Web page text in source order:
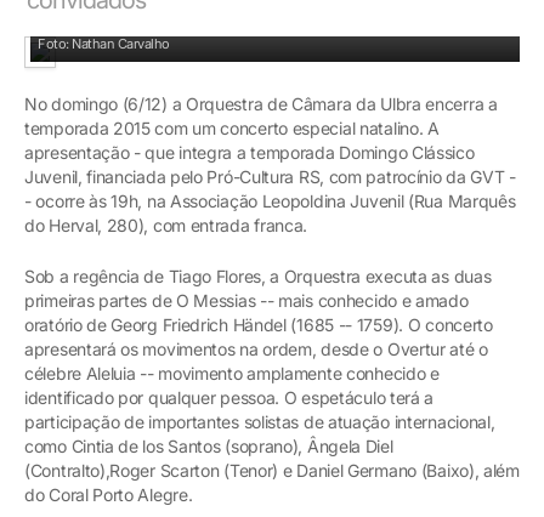
Foto: Nathan Carvalho
No domingo (6/12) a Orquestra de Câmara da Ulbra encerra a
temporada 2015 com um concerto especial natalino. A
apresentação - que integra a temporada Domingo Clássico
Juvenil, financiada pelo Pró-Cultura RS, com patrocínio da GVT -
- ocorre às 19h, na Associação Leopoldina Juvenil (Rua Marquês
do Herval, 280), com entrada franca.
Sob a regência de Tiago Flores, a Orquestra executa as duas
primeiras partes de O Messias -- mais conhecido e amado
oratório de Georg Friedrich Händel (1685 -- 1759). O concerto
apresentará os movimentos na ordem, desde o Overtur até o
célebre Aleluia -- movimento amplamente conhecido e
identificado por qualquer pessoa. O espetáculo terá a
participação de importantes solistas de atuação internacional,
como Cintia de los Santos (soprano), Ângela Diel
(Contralto),Roger Scarton (Tenor) e Daniel Germano (Baixo), além
do Coral Porto Alegre.